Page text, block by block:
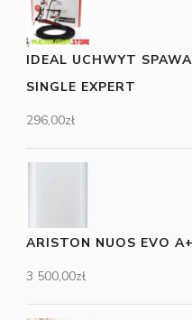
IDEAL UCHWYT
SINGLE EXPERT
296,00zł
ARISTON NUOS EVO
3 500,00zł